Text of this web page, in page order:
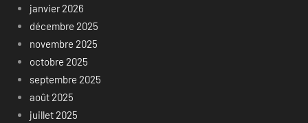
janvier 2026
décembre 2025
novembre 2025
octobre 2025
septembre 2025
août 2025
juillet 2025